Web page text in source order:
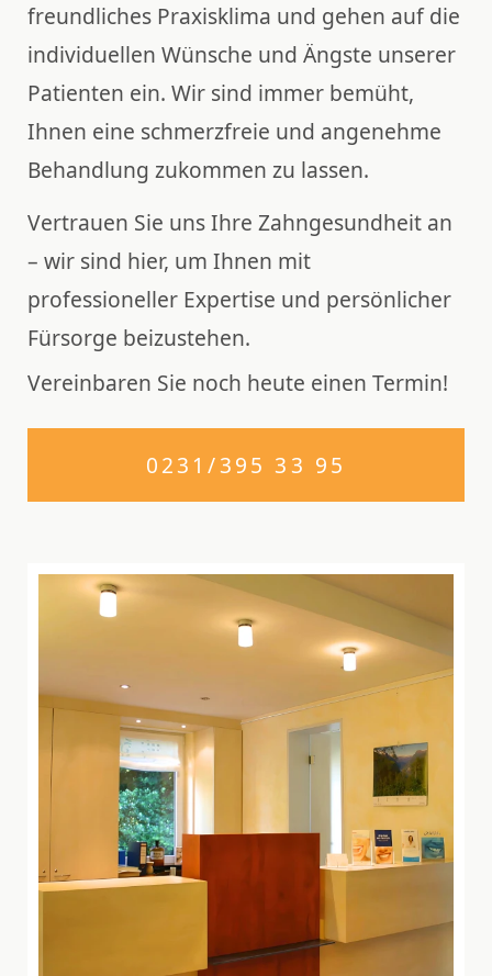
freundliches Praxisklima und gehen auf die
individuellen Wünsche und Ängste unserer
Patienten ein. Wir sind immer bemüht,
Ihnen eine schmerzfreie und angenehme
Behandlung zukommen zu lassen.
Vertrauen Sie uns Ihre Zahngesundheit an
– wir sind hier, um Ihnen mit
professioneller Expertise und persönlicher
Fürsorge beizustehen.
Vereinbaren Sie noch heute einen Termin!
0231/395 33 95